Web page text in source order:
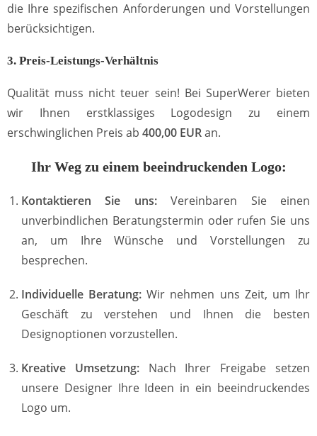
die Ihre spezifischen Anforderungen und Vorstellungen
berücksichtigen.
3. Preis-Leistungs-Verhältnis
Qualität muss nicht teuer sein! Bei SuperWerer bieten
wir Ihnen erstklassiges Logodesign zu einem
erschwinglichen Preis ab 400,00 EURan.
Ihr Weg zu einem beeindruckenden Logo:
Kontaktieren Sie uns:Vereinbaren Sie einen
unverbindlichen Beratungstermin oder rufen Sie uns
an, um Ihre Wünsche und Vorstellungen zu
besprechen.
Individuelle Beratung: Wir nehmen uns Zeit, um Ihr
Geschäft zu verstehen und Ihnen die besten
Designoptionen vorzustellen.
Kreative Umsetzung:Nach Ihrer Freigabe setzen
unsere Designer Ihre Ideen in ein beeindruckendes
Logo um.